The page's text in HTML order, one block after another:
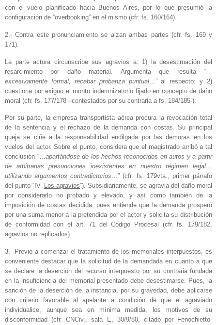
con el vuelo planificado hacia Buenos Aires, por lo que presumió la
configuración de “overbooking” en el mismo (cfr. fs. 160/164).
2.- Contra este pronunciamiento se alzan ambas partes (cfr. fs. 169 y
171).
La parte actora circunscribe sus agravios a: 1) la desestimación del
resarcimiento por daño material. Argumenta que resulta “…
excesivamente formal, recabar probanza puntual…” al respecto; y 2)
cuestiona por exiguo el monto indemnizatorio fijado en concepto de daño
moral (cfr. fs. 177/178 –contestados por su contraria a fs. 184/185-).
Por su parte, la empresa transportista aérea procura la revocación total
de la sentencia y el rechazo de la demanda con costas. Su principal
queja se ciñe a la responsabilidad endilgada por las demoras en los
vuelos del actor. Sobre el punto, considera que el magistrado arribó a tal
conclusión “…apartándose de los hechos reconocidos en autos y a partir
de arbitrarias presunciones inexistentes en nuestro régimen legal…
utilizando argumentos contradictorios…” (cfr. fs. 179vta., primer párrafo
del punto “IV- Los agravios”). Subsidiariamente, se agravia del daño moral
por considerarlo no probado y elevado, y así como también de la
imposición de costas decidida, pues entiende que la demanda prosperó
por una suma menor a la pretendida por el actor y solicita su distribución
de conformidad con el art. 71 del Código Procesal (cfr. fs. 179/182,
agravios no replicados).
3.- Previo a comenzar el tratamiento de los memoriales interpuestos, es
conveniente destacar que la solicitud de la demandada en cuanto a que
se declare la deserción del recurso interpuesto por su contraria fundada
en la insuficiencia del memorial presentado debe desestimarse. Pues, la
sanción de la deserción de la instancia, por su gravedad, debe aplicarse
con criterio favorable al apelante a condición de que el agraviado
individualice, aunque sea en mínima medida, los motivos de su
disconformidad (cfr. CNCiv., sala E, 30/9/80, citado por Fenochietto-